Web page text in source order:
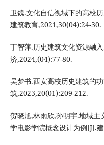
卫魏.文化自信视域下的高校
建筑教育,2021,30(04):24-30.
丁智萍.历史建筑文化资源融
济,2024,(04):77-80.
吴梦书.西安高校历史建筑的
筑,2023,20(01):209-212.
贺晓旭,林雨欣,孙明宇.地域
学电影学院概念设计为例[J].